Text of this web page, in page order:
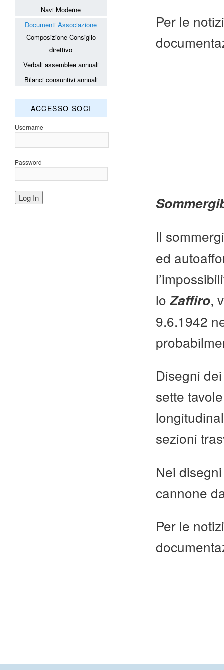
Per le
Il
ed
lo Zaffiro,
9.6.1942
Disegni
sette
sezioni
Nei
cannone
Per le
Navi Moderne
Documenti Associazione
Composizione Consiglio
direttivo
Verbali assemblee annuali
Bilanci consuntivi annuali
ACCESSO SOCI
Username
Password